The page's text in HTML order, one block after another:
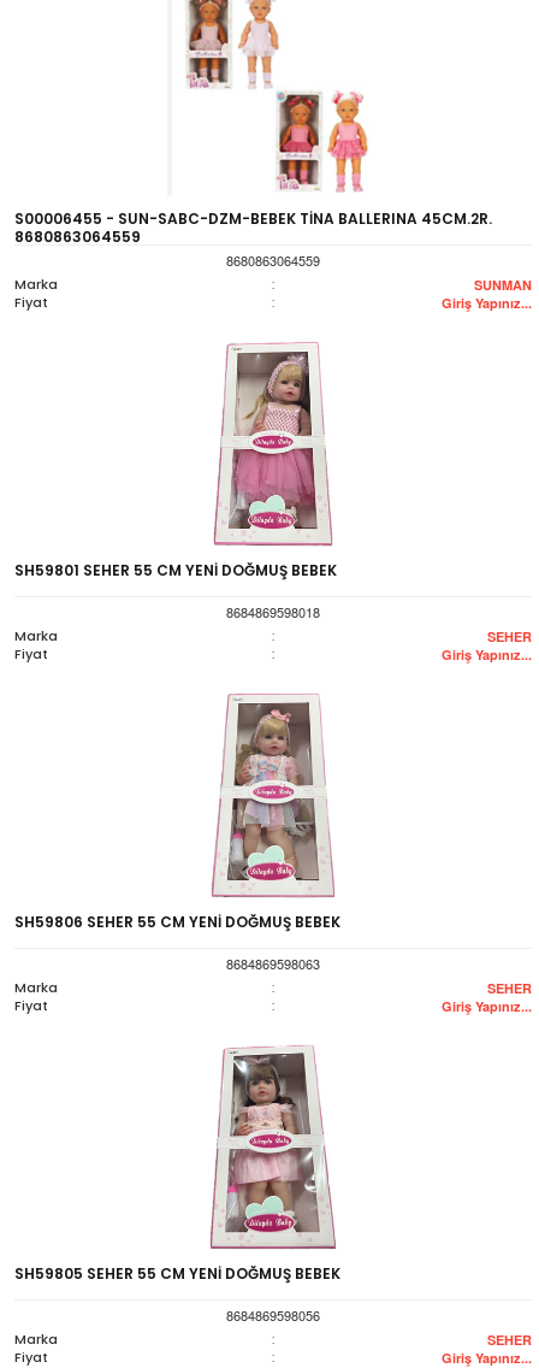
S00006455 - SUN-SABC-DZM-BEBEK TİNA BALLERINA 45CM.2R.
8680863064559
8680863064559
Marka
: SUNMAN
Fiyat : Giriş Yapınız...
SH59801 SEHER 55 CM YENİ DOĞMUŞ BEBEK
8684869598018
Marka
: SEHER
Fiyat : Giriş Yapınız...
SH59806 SEHER 55 CM YENİ DOĞMUŞ BEBEK
8684869598063
Marka
: SEHER
Fiyat : Giriş Yapınız...
SH59805 SEHER 55 CM YENİ DOĞMUŞ BEBEK
8684869598056
Marka
: SEHER
Fiyat : Giriş Yapınız...